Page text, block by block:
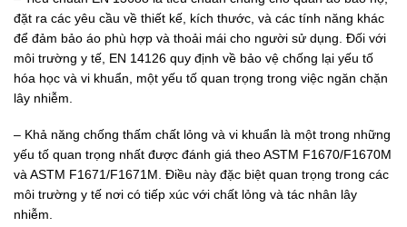
đặt ra các yêu cầu về thiết kế, kích thước, và các tính năng khác
để đảm bảo áo phù hợp và thoải mái cho người sử dụng. Đối với
môi trường y tế, EN 14126 quy định về bảo vệ chống lại yếu tố
hóa học và vi khuẩn, một yếu tố quan trọng trong việc ngăn chặn
lây nhiễm.
– Khả năng chống thấm chất lỏng và vi khuẩn là một trong những
yếu tố quan trọng nhất được đánh giá theo ASTM F1670/F1670M
và ASTM F1671/F1671M. Điều này đặc biệt quan trọng trong các
môi trường y tế nơi có tiếp xúc với chất lỏng và tác nhân lây
nhiễm.